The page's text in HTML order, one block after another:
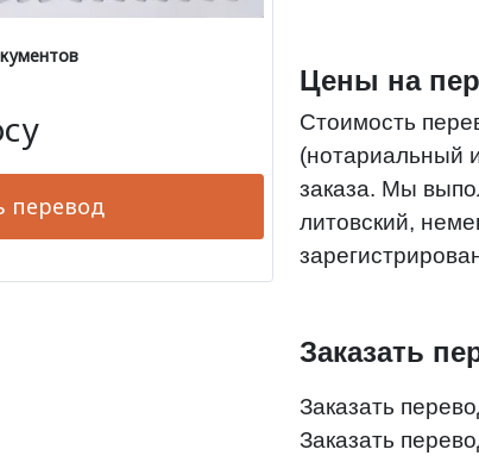
перевод
Цены на
Стоимость
(нотариальный
заказа. Мы
литовский,
Заказать
Заказать
Заказать